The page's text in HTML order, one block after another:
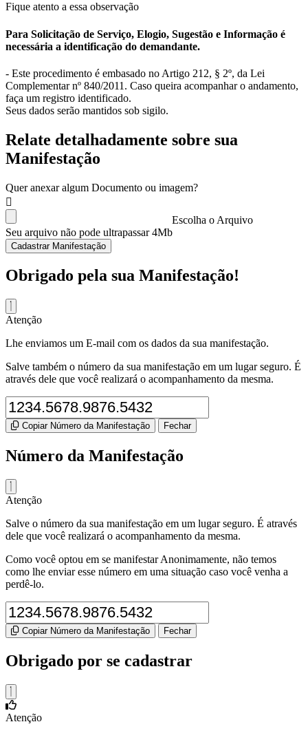
Fique atento a essa observação
Para Solicitação de Serviço, Elogio, Sugestão e Informação é
necessária a identificação do demandante.
- Este procedimento é embasado no Artigo 212, § 2º, da Lei
Complementar nº 840/2011. Caso queira acompanhar o andamento,
faça um registro identificado.
Seus dados serão mantidos sob sigilo.
Relate detalhadamente sobre sua
Manifestação
Quer anexar algum Documento ou imagem?
Escolha o Arquivo
Seu arquivo não pode ultrapassar 4Mb
Cadastrar Manifestação
Obrigado pela sua Manifestação!
Atenção
Lhe enviamos um E-mail com os dados da sua manifestação.
Salve também o número da sua manifestação em um lugar seguro. É
através dele que você realizará o acompanhamento da mesma.
Copiar Número da Manifestação Fechar
Número da Manifestação
Atenção
Salve o número da sua manifestação em um lugar seguro. É através
dele que você realizará o acompanhamento da mesma.
Como você optou em se manifestar Anonimamente, não temos
como lhe enviar esse número em uma situação caso você venha a
perdê-lo.
Copiar Número da Manifestação Fechar
Obrigado por se cadastrar
Atenção